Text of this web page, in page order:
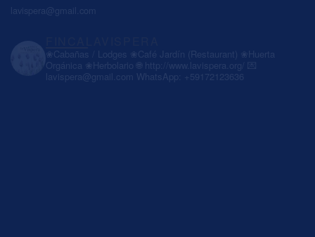
lavispera@gmail.com
❀Cabañas / Lodges ❀Café Jardín (Restaurant) ❀Huerta
Orgánica ❀Herbolario🌐 http://www.lavispera.org/ 💌
lavispera@gmail.com WhatsApp: +59172123636